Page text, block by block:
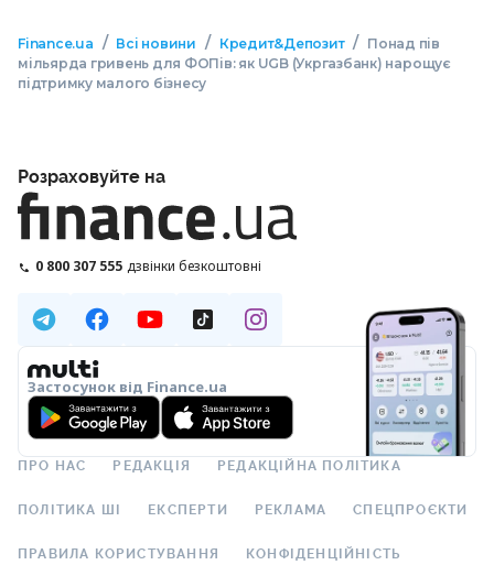
Finance.ua / Всі новини / Кредит&Депозит / Понад пів
мільярда гривень для ФОПів: як UGB (Укргазбанк) нарощує
підтримку малого бізнесу
Розраховуйте на
0 800 307 555 дзвінки безкоштовні
Застосунок від Finance.ua
ПРО НАС РЕДАКЦІЯ РЕДАКЦІЙНА ПОЛІТИКА
ПОЛІТИКА ШІ ЕКСПЕРТИ РЕКЛАМА СПЕЦПРОЄКТИ
ПРАВИЛА КОРИСТУВАННЯ КОНФІДЕНЦІЙНІСТЬ